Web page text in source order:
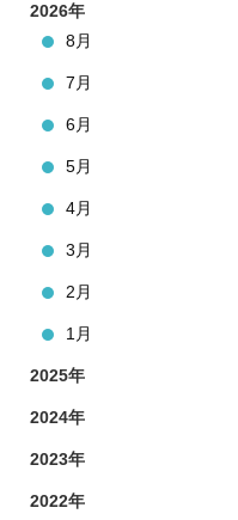
2026年
8月
7月
6月
5月
4月
3月
2月
1月
2025年
2024年
2023年
2022年